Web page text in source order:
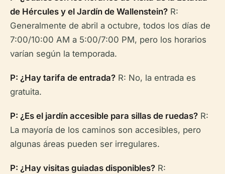
de Hércules y el Jardín de Wallenstein? R:
Generalmente de abril a octubre, todos los días de
7:00/10:00 AM a 5:00/7:00 PM, pero los horarios
varían según la temporada.
P: ¿Hay tarifa de entrada? R: No, la entrada es
gratuita.
P: ¿Es el jardín accesible para sillas de ruedas? R:
La mayoría de los caminos son accesibles, pero
algunas áreas pueden ser irregulares.
P: ¿Hay visitas guiadas disponibles? R: